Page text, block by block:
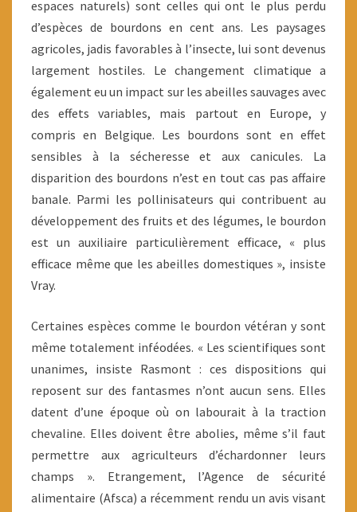
espaces naturels) sont celles qui ont le plus perdu
d’espèces de bourdons en cent ans. Les paysages
agricoles, jadis favorables à l’insecte, lui sont devenus
largement hostiles. Le changement climatique a
également eu un impact sur les abeilles sauvages avec
des effets variables, mais partout en Europe, y
compris en Belgique. Les bourdons sont en effet
sensibles à la sécheresse et aux canicules. La
disparition des bourdons n’est en tout cas pas affaire
banale. Parmi les pollinisateurs qui contribuent au
développement des fruits et des légumes, le bourdon
est un auxiliaire particulièrement efficace, « plus
efficace même que les abeilles domestiques », insiste
Vray.
Certaines espèces comme le bourdon vétéran y sont
même totalement inféodées. « Les scientifiques sont
unanimes, insiste Rasmont : ces dispositions qui
reposent sur des fantasmes n’ont aucun sens. Elles
datent d’une époque où on labourait à la traction
chevaline. Elles doivent être abolies, même s’il faut
permettre aux agriculteurs d’échardonner leurs
champs ». Etrangement, l’Agence de sécurité
alimentaire (Afsca) a récemment rendu un avis visant